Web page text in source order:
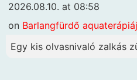
2026.08.10. at 08:58
on Barlangfürdő
Egy kis olvasnivaló zalkás